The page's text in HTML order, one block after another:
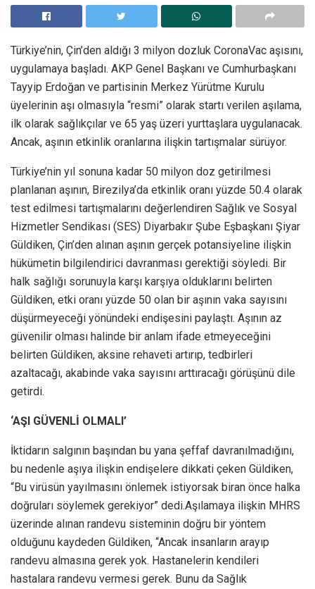
Türkiye’nin, Çin’den aldığı 3 milyon dozluk CoronaVac aşısını,
uygulamaya başladı. AKP Genel Başkanı ve Cumhurbaşkanı
Tayyip Erdoğan ve partisinin Merkez Yürütme Kurulu
üyelerinin aşı olmasıyla “resmi” olarak startı verilen aşılama,
ilk olarak sağlıkçılar ve 65 yaş üzeri yurttaşlara uygulanacak.
Ancak, aşının etkinlik oranlarına ilişkin tartışmalar sürüyor.
Türkiye’nin yıl sonuna kadar 50 milyon doz getirilmesi
planlanan aşının, Birezilya’da etkinlik oranı yüzde 50.4 olarak
test edilmesi tartışmalarını değerlendiren Sağlık ve Sosyal
Hizmetler Sendikası (SES) Diyarbakır Şube Eşbaşkanı Şiyar
Güldiken, Çin’den alınan aşının gerçek potansiyeline ilişkin
hükümetin bilgilendirici davranması gerektiği söyledi. Bir
halk sağlığı sorunuyla karşı karşıya olduklarını belirten
Güldiken, etki oranı yüzde 50 olan bir aşının vaka sayısını
düşürmeyeceği yönündeki endişesini paylaştı. Aşının az
güvenilir olması halinde bir anlam ifade etmeyeceğini
belirten Güldiken, aksine rehaveti artırıp, tedbirleri
azaltacağı, akabinde vaka sayısını arttıracağı görüşünü dile
getirdi.
‘AŞI GÜVENLİ OLMALI’
İktidarın salgının başından bu yana şeffaf davranılmadığını,
bu nedenle aşıya ilişkin endişelere dikkati çeken Güldiken,
“Bu virüsün yayılmasını önlemek istiyorsak biran önce halka
doğruları söylemek gerekiyor” dedi.Aşılamaya ilişkin MHRS
üzerinde alınan randevu sisteminin doğru bir yöntem
olduğunu kaydeden Güldiken, “Ancak insanların arayıp
randevu almasına gerek yok. Hastanelerin kendileri
hastalara randevu vermesi gerek. Bunu da Sağlık